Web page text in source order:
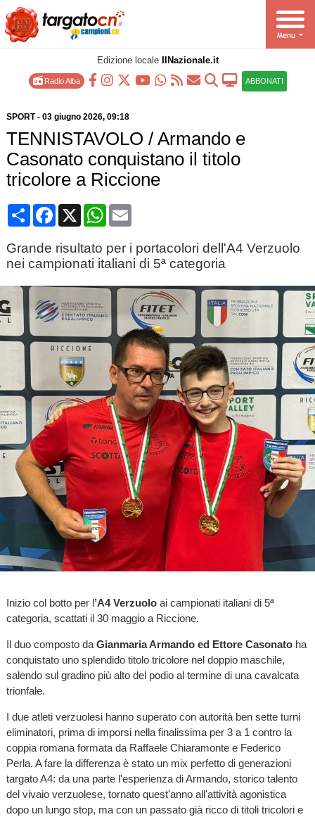
Edizione locale IlNazionale.it
Radio Alba ABBONATI
SPORT- 03 giugno 2026, 09:18
TENNISTAVOLO / Armando e
Casonato conquistano il titolo
tricolore a Riccione
CondividiFacebook
X WhatsApp
Email
Grande risultato per i portacolori dell'A4 Verzuolo
nei campionati italiani di 5ª categoria
Inizio col botto per l’A4 Verzuoloai campionati italiani di 5ª
categoria, scattati il 30 maggio a Riccione.
Il duo composto da Gianmaria Armando ed Ettore Casonatoha
conquistato uno splendido titolo tricolore nel doppio maschile,
salendo sul gradino più alto del podio al termine di una cavalcata
trionfale.
I due atleti verzuolesi hanno superato con autorità ben sette turni
eliminatori, prima di imporsi nella finalissima per 3 a 1 contro la
coppia romana formata da Raffaele Chiaramonte e Federico
Perla. A fare la differenza è stato un mix perfetto di generazioni
targato A4: da una parte l'esperienza di Armando, storico talento
del vivaio verzuolese, tornato quest'anno all'attività agonistica
dopo un lungo stop, ma con un passato già ricco di titoli tricolori e